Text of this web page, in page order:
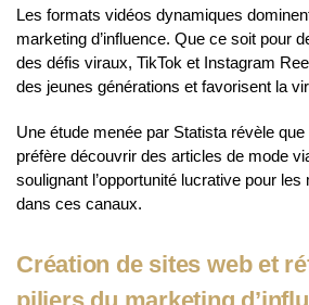
Les formats vidéos dynamiques
marketing d’influence. Que ce soit pour
des défis viraux, TikTok et Instagram
des jeunes générations et favorisent la
Une étude menée par Statista révèle
préfère découvrir des articles de mode
soulignant l’opportunité lucrative pour les
dans ces canaux.
Création de sites web et